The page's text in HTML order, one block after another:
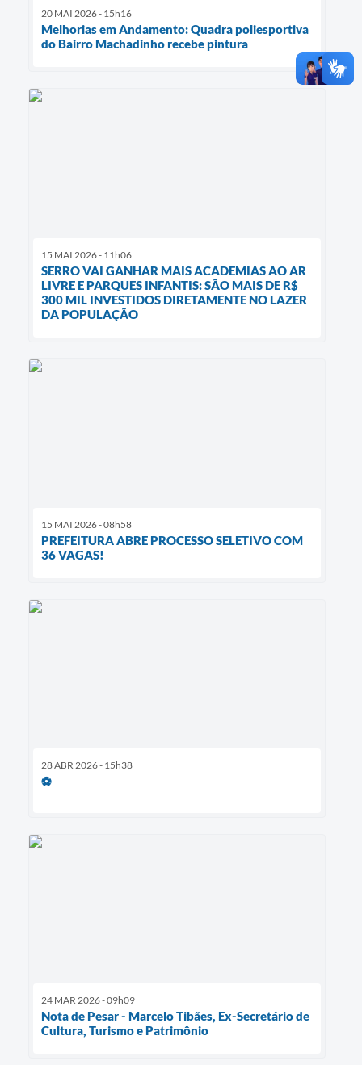
20 MAI 2026 - 15h16
Melhorias em Andamento: Quadra poliesportiva
do Bairro Machadinho recebe pintura
15 MAI 2026 - 11h06
SERRO VAI GANHAR MAIS ACADEMIAS AO AR
LIVRE E PARQUES INFANTIS: SÃO MAIS DE R$
300 MIL INVESTIDOS DIRETAMENTE NO LAZER
DA POPULAÇÃO
15 MAI 2026 - 08h58
PREFEITURA ABRE PROCESSO SELETIVO COM
36 VAGAS!
28 ABR 2026 - 15h38
⚽
24 MAR 2026 - 09h09
Nota de Pesar - Marcelo Tibães, Ex-Secretário de
Cultura, Turismo e Patrimônio